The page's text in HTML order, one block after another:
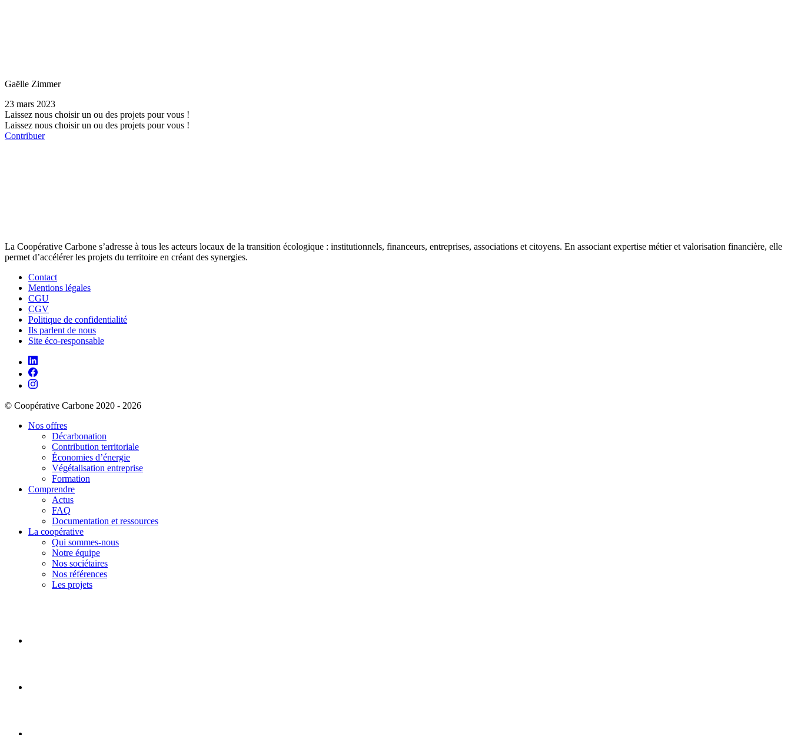
Gaëlle Zimmer
23 mars 2023
Laissez nous choisir un ou des projets pour vous !
Laissez nous choisir un ou des projets pour vous !
Contribuer
La Coopérative Carbone s’adresse à tous les acteurs locaux de la transition écologique : institutionnels, financeurs, entreprises, associations et citoyens. En associant expertise métier et valorisation financière, elle
permet d’accélérer les projets du territoire en créant des synergies.
Contact
Mentions légales
CGU
CGV
Politique de confidentialité
Ils parlent de nous
Site éco-responsable
© Coopérative Carbone 2020 - 2026
Nos offres
Décarbonation
Contribution territoriale
Économies d’énergie
Végétalisation entreprise
Formation
Comprendre
Actus
FAQ
Documentation et ressources
La coopérative
Qui sommes-nous
Notre équipe
Nos sociétaires
Nos références
Les projets